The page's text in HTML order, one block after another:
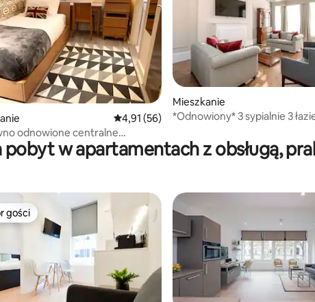
5, liczba recenzji: 39
Średnia ocena: 4,91 na 5, liczba recenzji: 56
4,91 (56)
odnowione centralne
mieszkanie
Mieszkanie
*Odnowiony* 3 sypialnie 3
pobyt w apartamentach z obsługą,
gości
gości